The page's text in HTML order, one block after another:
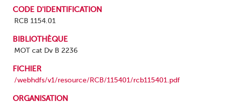
CODE D'IDENTIFICATION
RCB 1154.01
BIBLIOTHÈQUE
MOT cat Dv B 2236
FICHIER
/webhdfs/v1/resource/RCB/115401/rcb115401.pdf
ORGANISATION